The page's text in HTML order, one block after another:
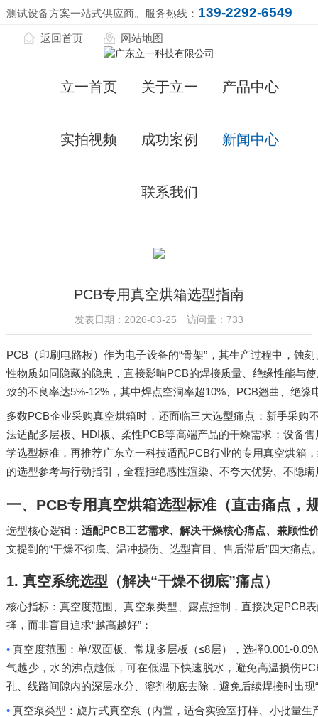
测试设备方案一站式供应商。服务热线： 139-2292-6549
返回首页 网站地图
立一首页 关于立一 产品中心
实拍视频 成功案例 新闻中心
联系我们
PCB专用真空烘箱选型指南
发表日期：2026-03-25 访问量：733
PCB（印刷电路板）作为电子设备的“骨架” ，其生产过程中，蚀
性物质如同隐藏的隐患，直接影响PCB的焊接质量、绝缘性能与
致的不良率达5%-12%，其中焊点空洞率超10%、 PCB翘曲、绝缘
多数PCB企业采购真空烘箱时，还面临三大选型痛点：新手采购
法适配多层板、 HDI板、柔性PCB等高端产品的干燥需求；设备
学选型标准，再推荐广东立一科技适配PCB行业的专用真空烘箱
的选型参考与行动指引，全程拒绝感性渲染、不夸大优势、不隐
一、 PCB专用真空烘箱选型标准（直击痛点，
选型核心逻辑：适配PCB工艺需求、解决干燥核心痛点、兼顾性
文提到的“干燥不彻底、温冲损伤、选型盲目、售后滞后”四大痛点
1. 真空系统选型（解决“干燥不彻底”痛点）
核心指标：真空度范围、真空泵类型、露点控制，直接决定PCB
择，而非盲目追求“越高越好”：
•真空度范围：单/双面板、常规多层板（≤8层），选择0.001-
气越少，水的沸点越低，可在低温下快速脱水，避免高温损伤
孔、线路间隙内的深层水分、溶剂彻底去除，避免后续焊接时出现“
•真空泵类型：旋片式真空泵（内置，适合实验室打样、小批量生